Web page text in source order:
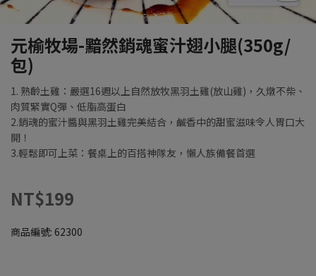
元榆牧場-黯然銷魂蜜汁翅小腿(350g/
包)
1. 熟齡土雞：嚴選16週以上自然放牧黑羽土雞(放山雞)，久燉不柴、
肉質緊實Q彈、低脂高蛋白
2.銷魂的蜜汁醬與黑羽土雞完美結合，鹹香中的甜蜜滋味令人胃口大
開！
3.輕鬆即可上菜：餐桌上的百搭神隊友，懶人族備餐首選
NT$199
商品編號: 62300